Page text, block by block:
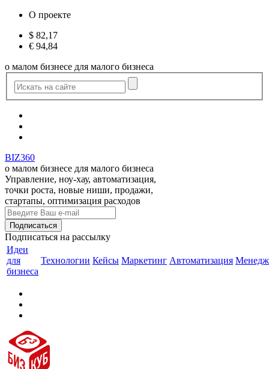
О проекте
$ 82,17
€ 94,84
о малом бизнесе для малого бизнеса
BIZ360
о малом бизнесе для малого бизнеса
Управление, ноу-хау, автоматизация,
точки роста, новые ниши, продажи,
стартапы, оптимизация расходов
Подписаться на рассылку
Идеи
для
бизнеса
Технологии Кейсы Маркетинг Автоматизация